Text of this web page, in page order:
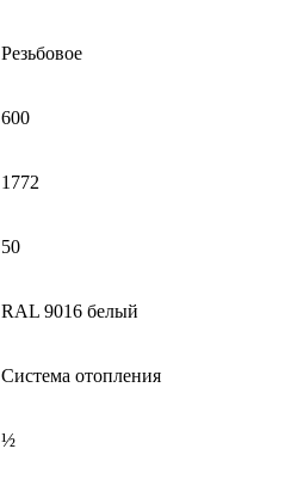
Резьбовое
600
1772
50
RAL 9016 белый
Система отопления
½